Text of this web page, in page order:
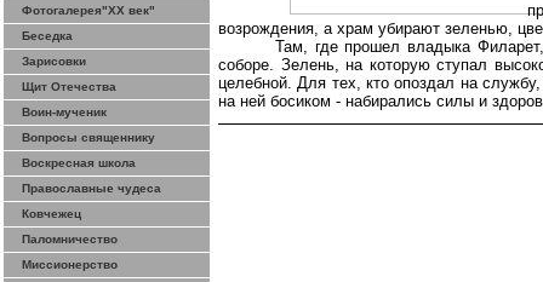
Фотогалерея"ХХ век"
Беседка
Зарисовки
Щит Отечества
Воин-мученик
Вопросы священнику
Воскресная школа
Православные чудеса
Ковчежец
Паломничество
Миссионерство
возрождения, а храм убирают зеленью,
Там, где прошел владыка
соборе. Зелень, на которую ступал
целебной. Для тех, кто опоздал на
на ней босиком - набирались силы и